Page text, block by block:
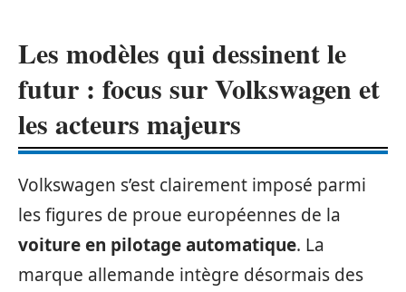
Les modèles qui dessinent le
futur : focus sur Volkswagen et
les acteurs majeurs
Volkswagen s’est clairement imposé parmi
les figures de proue européennes de la
voiture en pilotage automatique. La
marque allemande intègre désormais des